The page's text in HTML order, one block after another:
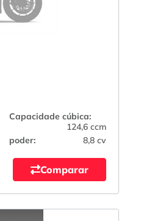
Capacidade cúbica:
124,6 ccm
poder: 8,8 cv
Comparar